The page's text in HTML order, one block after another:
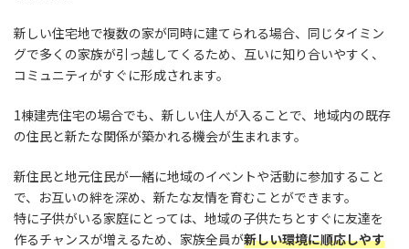
新しい住宅地で複数の家が同時に建てられる場合、同じタイミン
グで多くの家族が引っ越してくるため、互いに知り合いやすく、
コミュニティがすぐに形成されます。
1棟建売住宅の場合でも、新しい住人が入ることで、地域内の既存
の住民と新たな関係が築かれる機会が生まれます。
新住民と地元住民が一緒に地域のイベントや活動に参加すること
で、お互いの絆を深め、新たな友情を育むことができます。
特に子供がいる家庭にとっては、地域の子供たちとすぐに友達を
作るチャンスが増えるため、家族全員が新しい環境に順応しやす